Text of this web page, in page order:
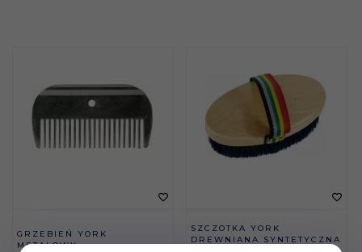
GRZEBIEŃ YORK
METALOWY
SZCZOTKA YORK
DREWNIANA SYNTETYCZNA